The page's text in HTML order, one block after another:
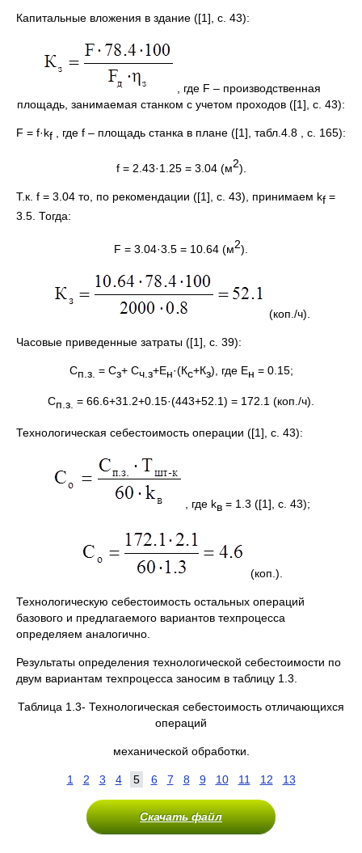
Капитальные вложения в здание ([1], с. 43):
, где F – производственная
площадь, занимаемая станком с учетом проходов ([1], с. 43):
F = f·kf , где f – площадь станка в плане ([1], табл.4.8 , с. 165):
f = 2.43·1.25 = 3.04 (м2).
Т.к. f = 3.04 то, по рекомендации ([1], с. 43), принимаем kf =
3.5. Тогда:
F = 3.04·3.5 = 10.64 (м2).
(коп./ч).
Часовые приведенные затраты ([1], с. 39):
Сп.з. = Сз+ Сч.з+Ен·(Кс+Кз), где Ен = 0.15;
Сп.з. = 66.6+31.2+0.15·(443+52.1) = 172.1 (коп./ч).
Технологическая себестоимость операции ([1], с. 43):
, где kв = 1.3 ([1], с. 43);
(коп.).
Технологическую себестоимость остальных операций
базового и предлагаемого вариантов техпроцесса
определяем аналогично.
Результаты определения технологической себестоимости по
двум вариантам техпроцесса заносим в таблицу 1.3.
Таблица 1.3- Технологическая себестоимость отличающихся
операций
механической обработки.
1 2 3 4 5 6 7 8 9 10 11 12 13
Скачать файл